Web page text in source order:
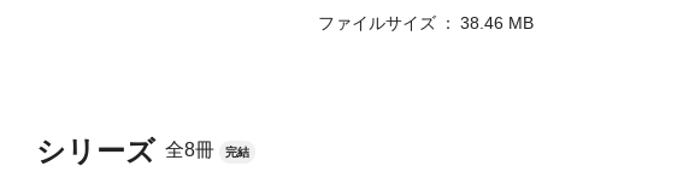
シリーズ 全8冊 完結
ファイルサイズ
38.46 MB